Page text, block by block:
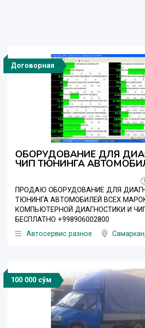
Договорная
ОБОРУДОВАНИЕ ДЛЯ
ЧИП ТЮНИНГА
ПРОДАЮ ОБОРУДОВАНИЕ ДЛЯ
ТЮНИНГА АВТОМОБИЛЕЙ ВСЕХ
КОМПЬЮТЕРНОЙ ДИАГНОСТИКИ И
БЕСПЛАТНО +998906002800
Автосервис разное
100 000 сўм